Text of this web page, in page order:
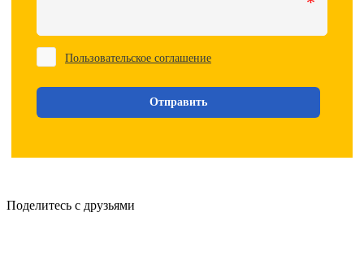
Поделитесь с друзьями